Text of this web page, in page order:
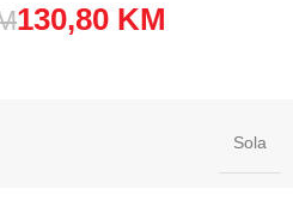
130,80 KM
Sola